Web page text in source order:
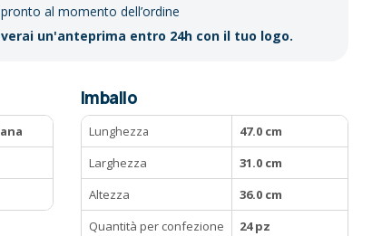
al momento dell’ordine
un'anteprima entro 24h con il tuo logo.
Imballo
Lunghezza
47.0 cm
Larghezza
31.0 cm
Altezza
36.0 cm
Quantità per confezione
24 pz